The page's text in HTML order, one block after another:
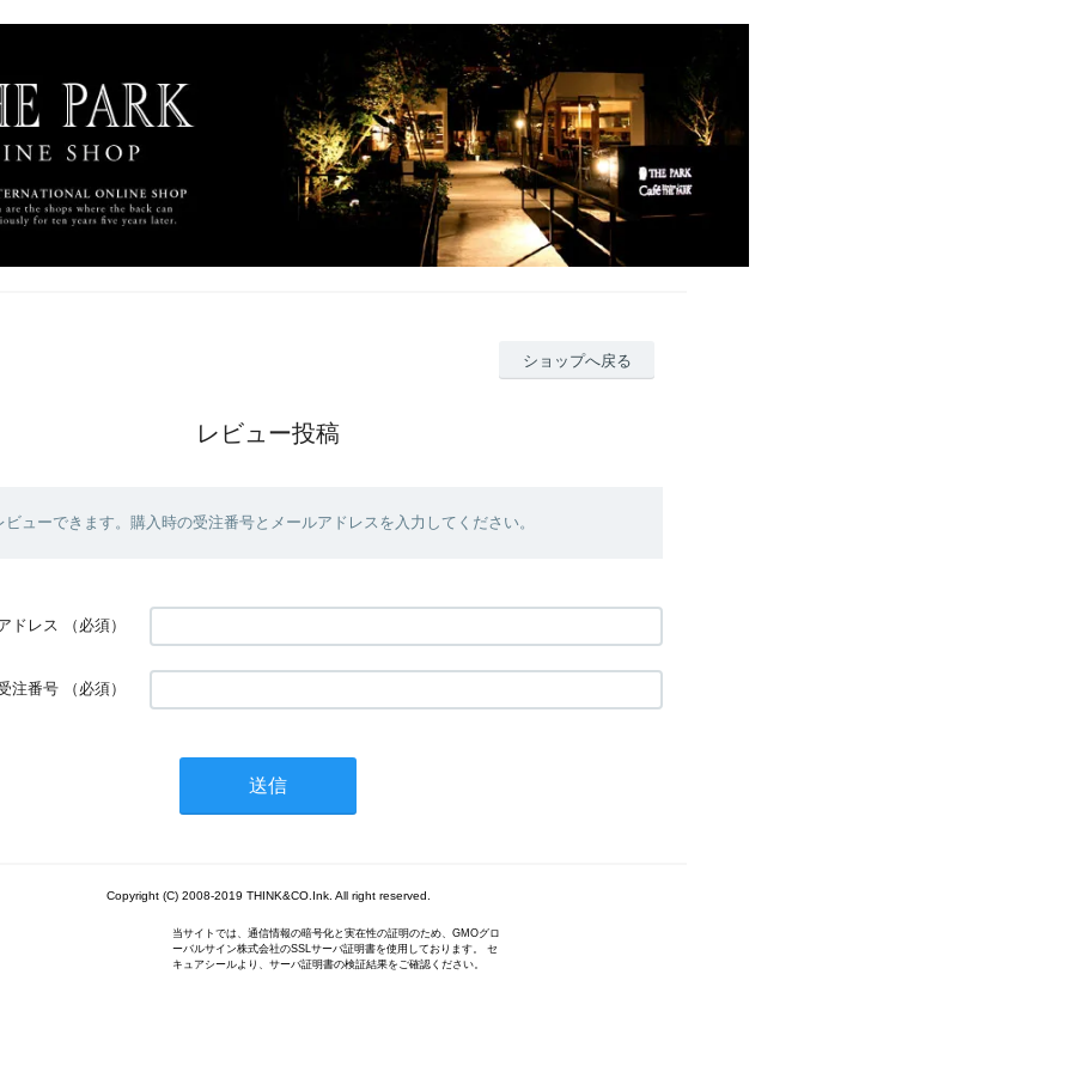
ショップへ戻る
レビュー投稿
ューできます。購入時の受注番号とメールアドレスを入力してください。
ドレス （必須）
注番号 （必須）
Copyright (C) 2008-2019 THINK&CO.Ink. All right reserved.
当サイトでは、通信情報の暗号化と実在性の証明のため、GMOグロ
ーバルサイン株式会社のSSLサーバ証明書を使用しております。 セ
キュアシールより、サーバ証明書の検証結果をご確認ください。